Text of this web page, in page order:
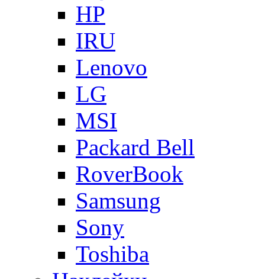
HP
IRU
Lenovo
LG
MSI
Packard Bell
RoverBook
Samsung
Sony
Toshiba